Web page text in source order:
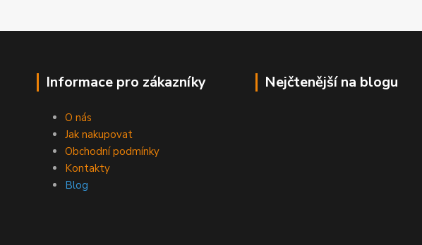
Informace pro zákazníky
O nás
Jak nakupovat
Obchodní podmínky
Kontakty
Blog
Nejčtenější na blogu